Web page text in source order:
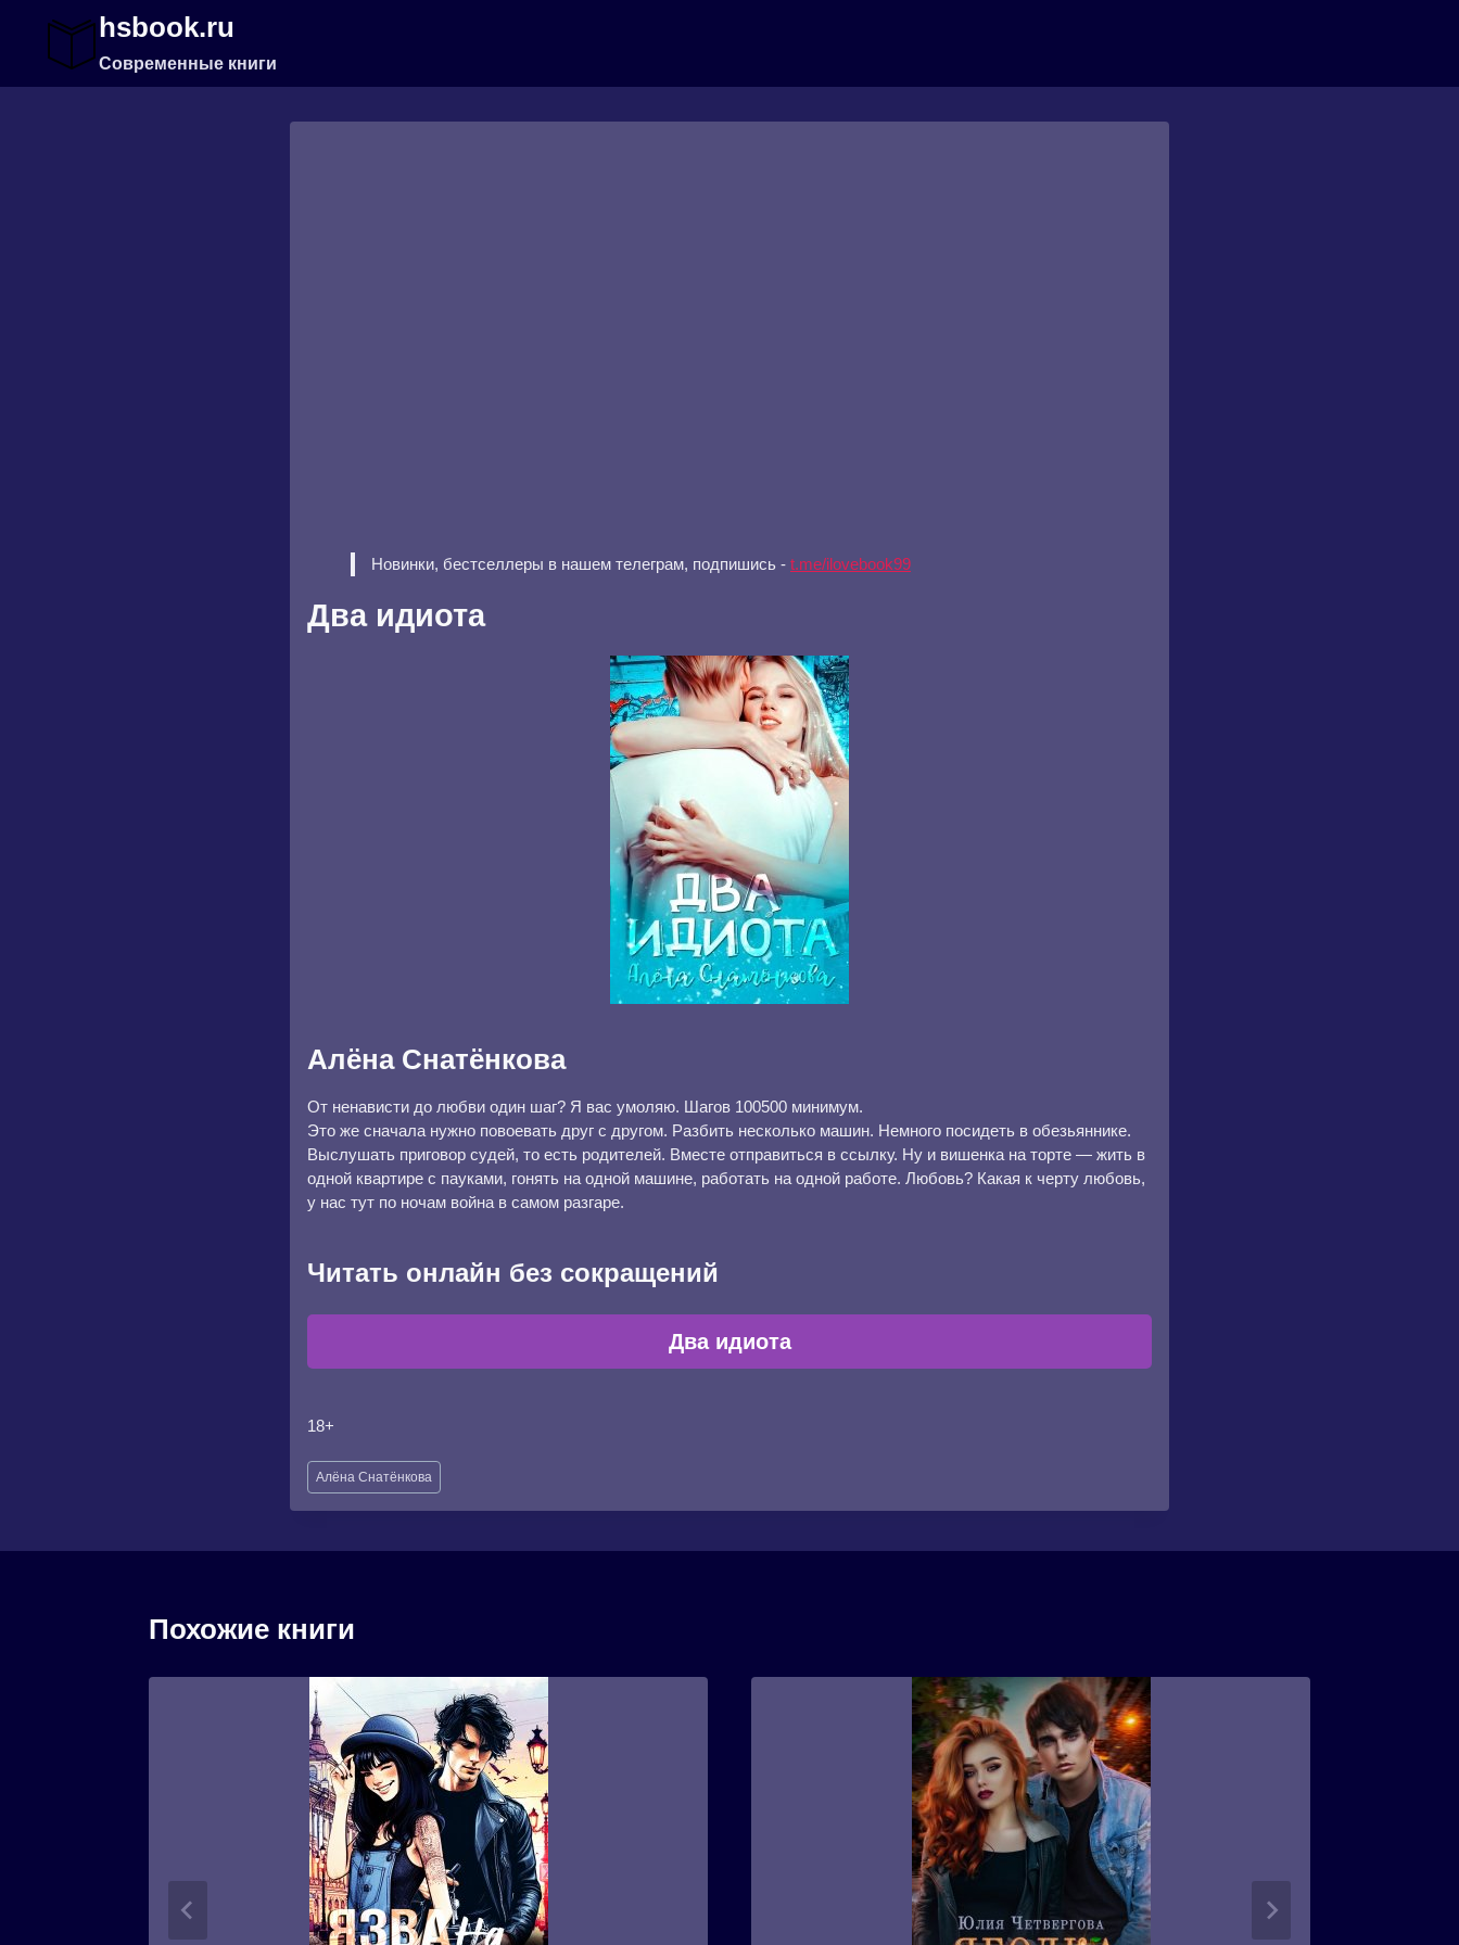
содержимому
hsbook.ru
Современные книги
Новинки, бестселлеры в нашем телеграм, подпишись - t.me/ilovebook99
Два идиота
Алёна Снатёнкова
От ненависти до любви один шаг? Я вас умоляю. Шагов 100500 минимум.
Это же сначала нужно повоевать друг с другом. Разбить несколько машин. Немного посидеть в обезьяннике.
Выслушать приговор судей, то есть родителей. Вместе отправиться в ссылку. Ну и вишенка на торте — жить в
одной квартире с пауками, гонять на одной машине, работать на одной работе. Любовь? Какая к черту любовь,
у нас тут по ночам война в самом разгаре.
Читать онлайн без сокращений
Два идиота
18+
Метки
записи:
Алёна Снатёнкова
Похожие книги